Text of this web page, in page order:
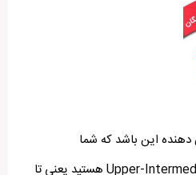
این باشد که شما
دانشجوی سطح B2 یا Upper-Intermediate هستید یعنی تا